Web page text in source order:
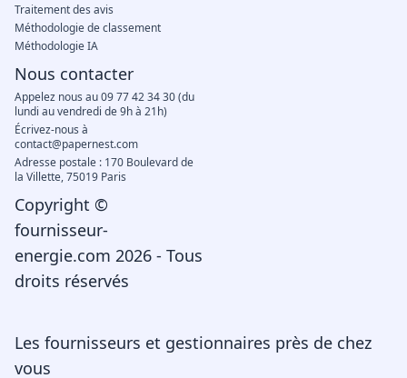
Les fournisseurs et gestionnaires près de chez
vous
Traitement des avis
Méthodologie de classement
Méthodologie IA
Nous contacter
Appelez nous au 09 77 42 34 30 (du
lundi au vendredi de 9h à 21h)
Écrivez-nous à
contact@papernest.com
Adresse postale : 170 Boulevard de
la Villette, 75019 Paris
Copyright ©
fournisseur-
energie.com 2026 - Tous
droits réservés